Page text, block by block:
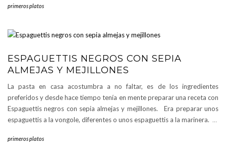
primeros platos
ESPAGUETTIS NEGROS CON SEPIA
ALMEJAS Y MEJILLONES
La pasta en casa acostumbra a no faltar, es de los ingredientes
preferidos y desde hace tiempo tenía en mente preparar una receta con
Espaguettis negros con sepia almejas y mejillones. Era preparar unos
espaguettis a la vongole, diferentes o unos espaguettis a la marinera. …
primeros platos